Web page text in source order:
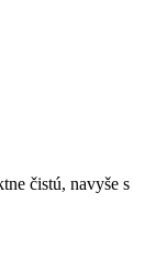
čistú, navyše s